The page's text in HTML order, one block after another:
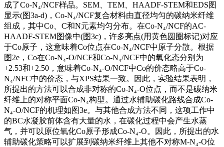
成了Co-N₄/NCF样品。SEM、TEM、HAADF-STEM和EDS图
显示(图3a-d)，Co-N₄/NCF复合材料由直径均匀的碳纳米纤维
组成，其中Co、C和N元素均匀分布。在Co-N₄/NCF的AC-
HAADF-STEM图像中(图3c)，许多亮点(用黄色圆圈标记)对应
于Co原子，这意味着Co位点在Co-N₄/NCF中原子分散。根据
图2e，Co在Co-N₄-O/NCF和Co-N₄/NCF中的氧化态分别为
+2.53和+2.50，意味着Co-N₄-O/NCF中Co的价态略高于Co-
N₄/NFC中的价态，与XPS结果一致。因此，实验结果表明，
所提出的方法可以合成非对称的Co-N₄-O位点，而不是碳纳米
纤维上的对称平面Co-N₄构型。通过水辅助碳化路线合成Co-
N₄-O/NCF的机理如图3e。与其他合成方法不同，这项工作中
的BC水凝胶前体含有大量的水，在碳化过程中会产生水蒸
气，并可以原位氧化Co原子形成Co-N₄-O。因此，所提出的水
辅助碳化策略可以扩展到碳纳米纤维上其他不对称M-N₄-O位